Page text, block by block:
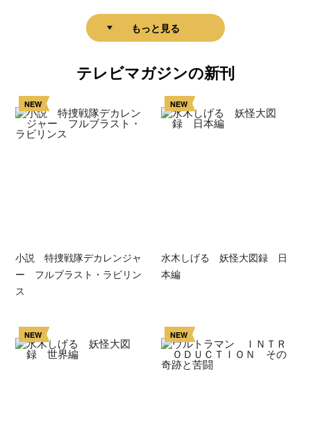
もっと見る
テレビマガジンの新刊
NEW
小説 特捜戦隊デカレンジャ
ー フルブラスト・ラビリン
ス
NEW
水木しげる 妖怪大図録 日
本編
NEW NEW